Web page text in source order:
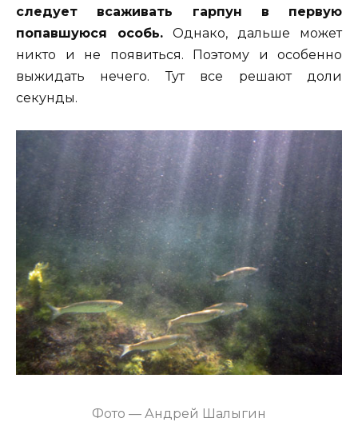
следует всаживать гарпун в первую
попавшуюся особь. Однако, дальше может
никто и не появиться. Поэтому и особенно
выжидать нечего. Тут все решают доли
секунды.
Фото — Андрей Шалыгин